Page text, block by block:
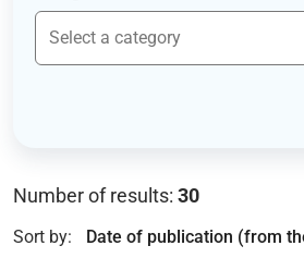
Number of results: 30
Sort by: